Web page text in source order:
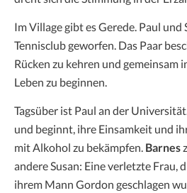
Im Village gibt es Gerede. Paul und
Tennisclub geworfen. Das Paar
Rücken zu kehren und gemeinsam
Leben zu beginnen.
Tagsüber ist Paul an der
und beginnt, ihre Einsamkeit und
mit Alkohol zu bekämpfen. Barnes
andere Susan: Eine verletzte Frau,
ihrem Mann Gordon geschlagen